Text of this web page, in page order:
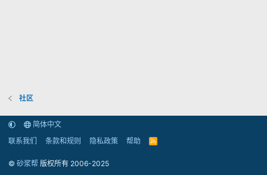
社区
简体中文
联系我们
条款和规则 隐私政策 帮助
R
© 砂浆帮 版权所有 2006-2025